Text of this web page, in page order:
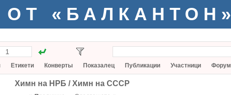
«БАЛКАНТОН»
Етикети Конверты Показалец Публикации Участници Форум
Химн на НРБ / Химн на СССР